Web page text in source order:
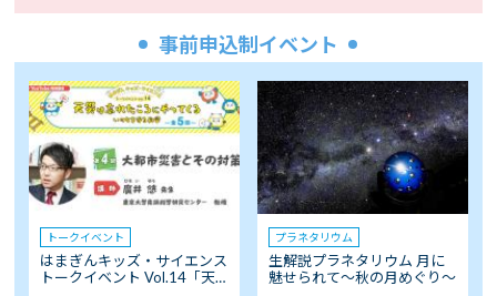
事前申込制イベント
トークイベント
はまぎんキッズ・サイエンス
トークイベント Vol.14「天…
プラネタリウム
生解説プラネタリウム 月に
魅せられて～秋の月めぐり～